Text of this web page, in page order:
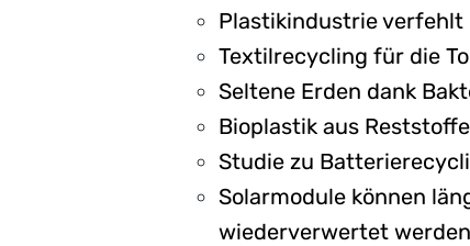
Plastikindustrie verfehlt
Textilrecycling für die
Seltene Erden dank
Bioplastik aus
Studie zu
Solarmodule können
wiederverwertet werden